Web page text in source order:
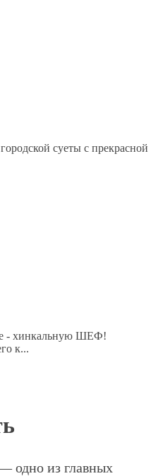
суеты с прекрасной
- хинкальную ШЕФ!
к...
одно из главных